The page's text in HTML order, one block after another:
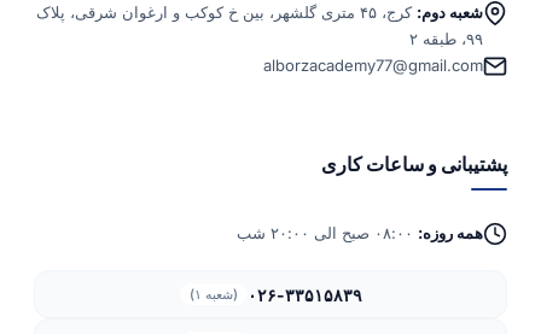
شعبه دوم:
کرج، ۴۵ متری گلشهر، بین خ کوکب و ارغوان شرقی، پلاک
۹۹، طبقه ۲
alborzacademy77@gmail.com
پشتیبانی و ساعات کاری
همه روزه:
۰۲۶-۳۳۵۱۵۸۳۹ (شعبه ۱)